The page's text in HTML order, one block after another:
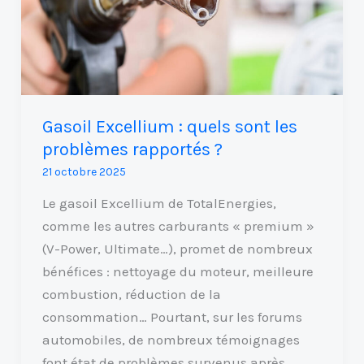
Gasoil Excellium : quels sont les
problèmes rapportés ?
21 octobre 2025
Le gasoil Excellium de TotalEnergies,
comme les autres carburants « premium »
(V-Power, Ultimate…), promet de nombreux
bénéfices : nettoyage du moteur, meilleure
combustion, réduction de la
consommation… Pourtant, sur les forums
automobiles, de nombreux témoignages
les
problèmes
rapportés
?